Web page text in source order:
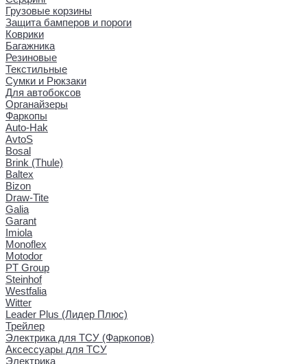
Грузовые корзины
Защита бамперов и пороги
Коврики
Багажника
Резиновые
Текстильные
Сумки и Рюкзаки
Для автобоксов
Органайзеры
Фаркопы
Auto-Hak
AvtoS
Bosal
Brink (Thule)
Baltex
Bizon
Draw-Tite
Galia
Garant
Imiola
Monoflex
Motodor
PT Group
Steinhof
Westfalia
Witter
Leader Plus (Лидер Плюс)
Трейлер
Электрика для ТСУ (Фаркопов)
Аксессуары для ТСУ
Электрика